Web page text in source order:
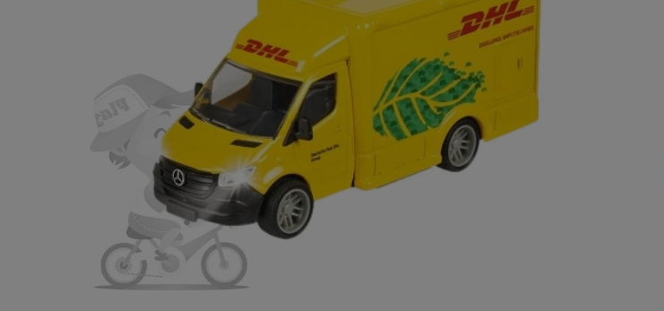
Tomica(トミカ)#13
NISSAN(ニッサン)GT-R
NISMO(ニスモ)GT500 R35...
(税込)